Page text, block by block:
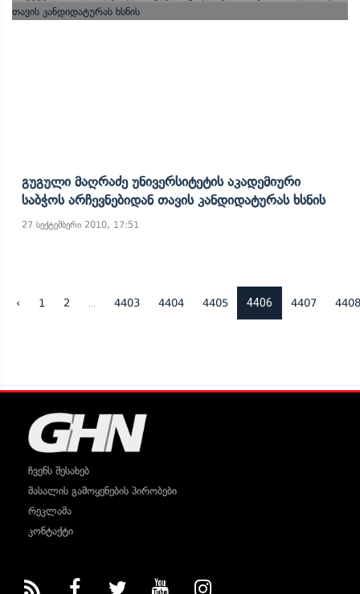
Გუგული Მაღრაძე Უნივერსიტეტის Აკადემიური
Საბჭოს Არჩევნებიდან Თავის Კანდიდატურას Ხსნის
27 სექტემბერი 2010, 17:51
‹ 1 2 4403 4404 4405 4406 4407 4408
ჩვენს შესახებ
მასალის გამოყენების პირობები
რეკლამა
კონტაქტი